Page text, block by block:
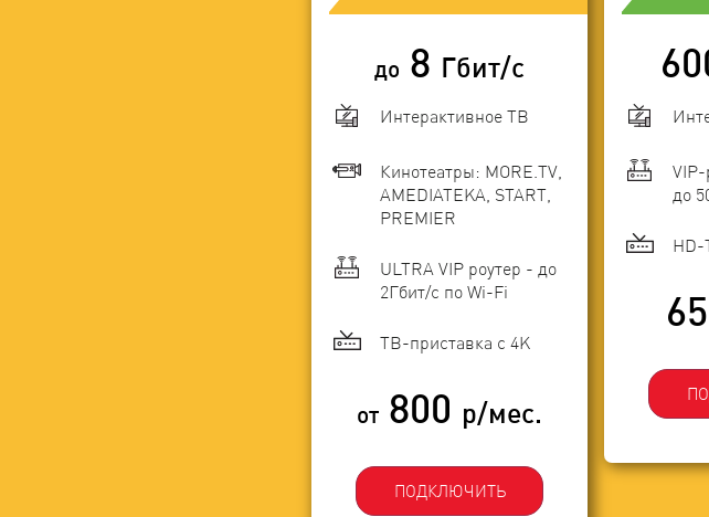
до 8 Гбит/с
Интерактивное ТВ
Кинотеатры: MORE.TV,
AMEDIATEKA, START,
PREMIER
ULTRA VIP роутер - до
2Гбит/c по Wi-Fi
ТВ-приставка с 4K
от 800 р/мес.
ПОДКЛЮЧИТЬ
до
HD-